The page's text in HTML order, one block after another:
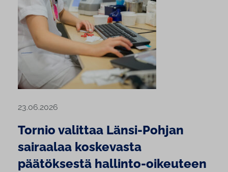
23.06.2026
Tornio valittaa Länsi-Pohjan
sairaalaa koskevasta
päätöksestä hallinto-oikeuteen